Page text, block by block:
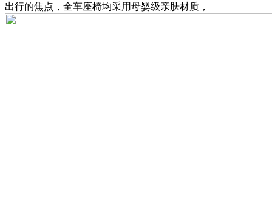
出行的焦点，全车座椅均采用母婴级亲肤材质，